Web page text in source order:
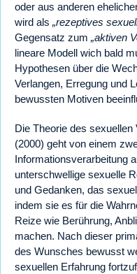
oder aus anderen
wird als „rezeptives
Gegensatz zum „aktiven
lineare Modell wich bald
Hypothesen über die
Verlangen, Erregung und
bewussten Motiven
Die Theorie des
(2000) geht von einem
Informationsverarbeitung
unterschwellige sexuelle
und Gedanken, das
indem sie es für die
Reize wie Berührung,
machen. Nach dieser
des Wunsches bewusst
sexuellen Erfahrung